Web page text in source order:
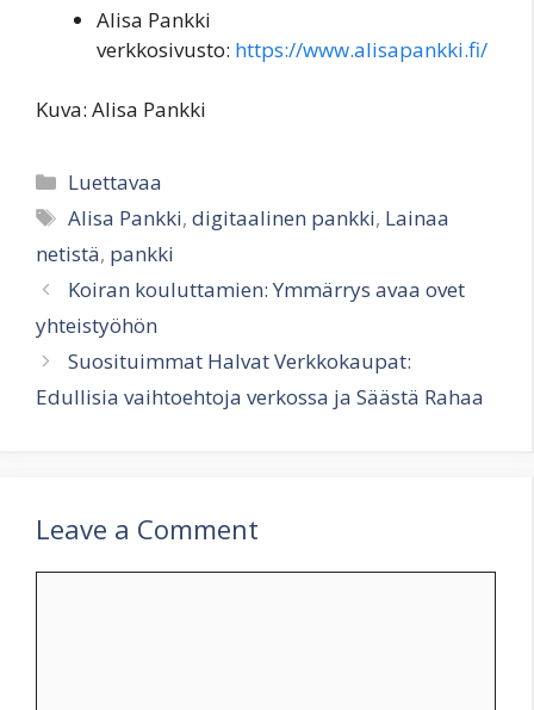
Alisa Pankki
verkkosivusto: https://www.alisapankki.fi/
Kuva: Alisa Pankki
Categories
Luettavaa
Tags
Alisa Pankki,digitaalinen pankki, Lainaa
netistä, pankki
Koiran kouluttamien: Ymmärrys avaa ovet
yhteistyöhön
Suosituimmat Halvat Verkkokaupat:
Edullisia vaihtoehtoja verkossa ja Säästä Rahaa
Leave a Comment